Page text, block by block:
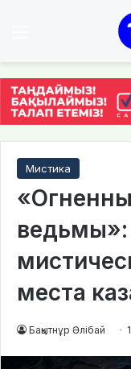
Мистика
места
Бақытнұр Әлібай